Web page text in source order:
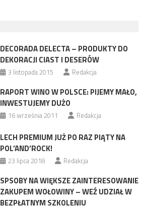
DECORADA DELECTA – PRODUKTY DO
DEKORACJI CIAST I DESERÓW
3 listopada 2015 Redakcja
RAPORT WINO W POLSCE: PIJEMY MAŁO,
INWESTUJEMY DUŻO
16 września 2011 Redakcja
LECH PREMIUM JUŻ PO RAZ PIĄTY NA
POL’AND’ROCK!
23 lipca 2018 Redakcja
SPSOBY NA WIĘKSZE ZAINTERESOWANIE
ZAKUPEM WOŁOWINY – WEŹ UDZIAŁ W
BEZPŁATNYM SZKOLENIU